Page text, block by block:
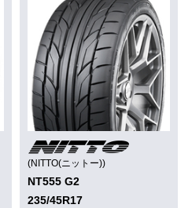
(NITTO(ニットー))
NT555 G2
235/45R17